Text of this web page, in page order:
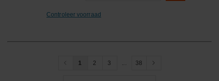
Controleer voorraad
1 2 3 ... 38